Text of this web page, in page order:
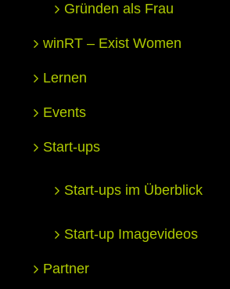
Gründen als Frau
winRT – Exist Women
Lernen
Events
Start-ups
Start-ups im Überblick
Start-up Imagevideos
Partner